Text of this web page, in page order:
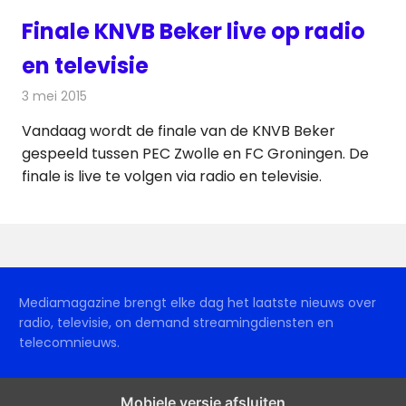
Finale KNVB Beker live op radio
en televisie
3 mei 2015
Vandaag wordt de finale van de KNVB Beker
gespeeld tussen PEC Zwolle en FC Groningen. De
finale is live te volgen via radio en televisie.
Mediamagazine brengt elke dag het laatste nieuws over
radio, televisie, on demand streamingdiensten en
telecomnieuws.